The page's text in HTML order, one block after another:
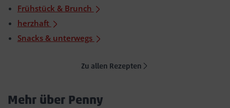
Frühstück & Brunch
herzhaft
Snacks & unterwegs
Zu allen Rezepten
Mehr über Penny